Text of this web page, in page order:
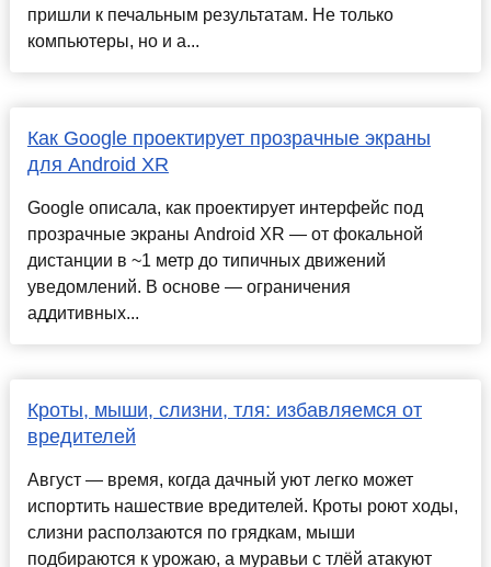
пришли к печальным результатам. Не только
компьютеры, но и а...
Как Google проектирует прозрачные экраны
для Android XR
Google описала, как проектирует интерфейс под
прозрачные экраны Android XR — от фокальной
дистанции в ~1 метр до типичных движений
уведомлений. В основе — ограничения
аддитивных...
Кроты, мыши, слизни, тля: избавляемся от
вредителей
Август — время, когда дачный уют легко может
испортить нашествие вредителей. Кроты роют ходы,
слизни расползаются по грядкам, мыши
подбираются к урожаю, а муравьи с тлёй атакуют